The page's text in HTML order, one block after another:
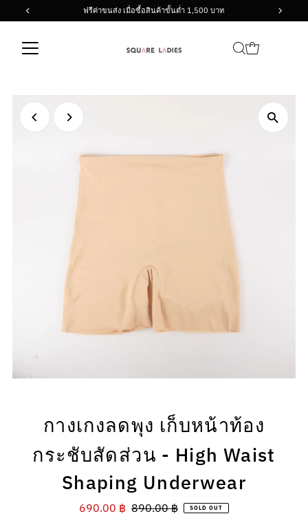
Skip to content ฟรีค่าขนส่ง เมื่อซื้อสินค้าขั้นต่ำ 1,500 บาท
กางเกงลดพุง เก็บหน้าท้อง
กระชับสัดส่วน - High Waist
Shaping Underwear
Sale
690.00 ฿ Regular
890.00 ฿ SOLD OUT